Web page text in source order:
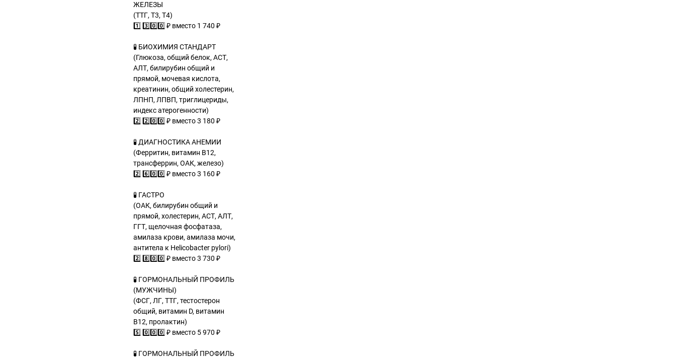
ЖЕЛЕЗЫ
(ТТГ, Т3, Т4)
1️⃣ 3️⃣0️⃣0️⃣ ₽ вместо 1 740 ₽
🧪 БИОХИМИЯ СТАНДАРТ
(Глюкоза, общий белок, АСТ,
АЛТ, билирубин общий и
прямой, мочевая кислота,
креатинин, общий холестерин,
ЛПНП, ЛПВП, триглицериды,
индекс атерогенности)
2️⃣ 2️⃣0️⃣0️⃣ ₽ вместо 3 180 ₽
🧪 ДИАГНОСТИКА АНЕМИИ
(Ферритин, витамин В12,
трансферрин, ОАК, железо)
2️⃣ 6️⃣0️⃣0️⃣ ₽ вместо 3 160 ₽
🧪 ГАСТРО
(ОАК, билирубин общий и
прямой, холестерин, АСТ, АЛТ,
ГГТ, щелочная фосфатаза,
амилаза крови, амилаза мочи,
антитела к Helicobacter pylori)
2️⃣ 8️⃣0️⃣0️⃣ ₽ вместо 3 730 ₽
🧪 ГОРМОНАЛЬНЫЙ ПРОФИЛЬ
(МУЖЧИНЫ)
(ФСГ, ЛГ, ТТГ, тестостерон
общий, витамин D, витамин
В12, пролактин)
5️⃣ 0️⃣0️⃣0️⃣ ₽ вместо 5 970 ₽
🧪 ГОРМОНАЛЬНЫЙ ПРОФИЛЬ